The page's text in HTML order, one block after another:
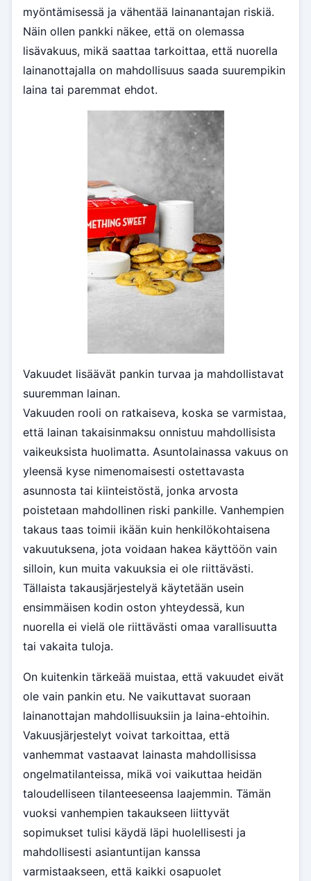
myöntämisessä ja vähentää lainanantajan riskiä.
Näin ollen pankki näkee, että on olemassa
lisävakuus, mikä saattaa tarkoittaa, että nuorella
lainanottajalla on mahdollisuus saada suurempikin
laina tai paremmat ehdot.
Vakuudet lisäävät pankin turvaa ja mahdollistavat
suuremman lainan.
Vakuuden rooli on ratkaiseva, koska se varmistaa,
että lainan takaisinmaksu onnistuu mahdollisista
vaikeuksista huolimatta. Asuntolainassa vakuus on
yleensä kyse nimenomaisesti ostettavasta
asunnosta tai kiinteistöstä, jonka arvosta
poistetaan mahdollinen riski pankille. Vanhempien
takaus taas toimii ikään kuin henkilökohtaisena
vakuutuksena, jota voidaan hakea käyttöön vain
silloin, kun muita vakuuksia ei ole riittävästi.
Tällaista takausjärjestelyä käytetään usein
ensimmäisen kodin oston yhteydessä, kun
nuorella ei vielä ole riittävästi omaa varallisuutta
tai vakaita tuloja.
On kuitenkin tärkeää muistaa, että vakuudet eivät
ole vain pankin etu. Ne vaikuttavat suoraan
lainanottajan mahdollisuuksiin ja laina-ehtoihin.
Vakuusjärjestelyt voivat tarkoittaa, että
vanhemmat vastaavat lainasta mahdollisissa
ongelmatilanteissa, mikä voi vaikuttaa heidän
taloudelliseen tilanteeseensa laajemmin. Tämän
vuoksi vanhempien takaukseen liittyvät
sopimukset tulisi käydä läpi huolellisesti ja
mahdollisesti asiantuntijan kanssa
varmistaakseen, että kaikki osapuolet